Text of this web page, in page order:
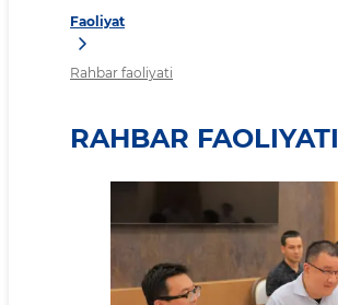
Faoliyat
Rahbar faoliyati
RAHBAR FAOLIYATI